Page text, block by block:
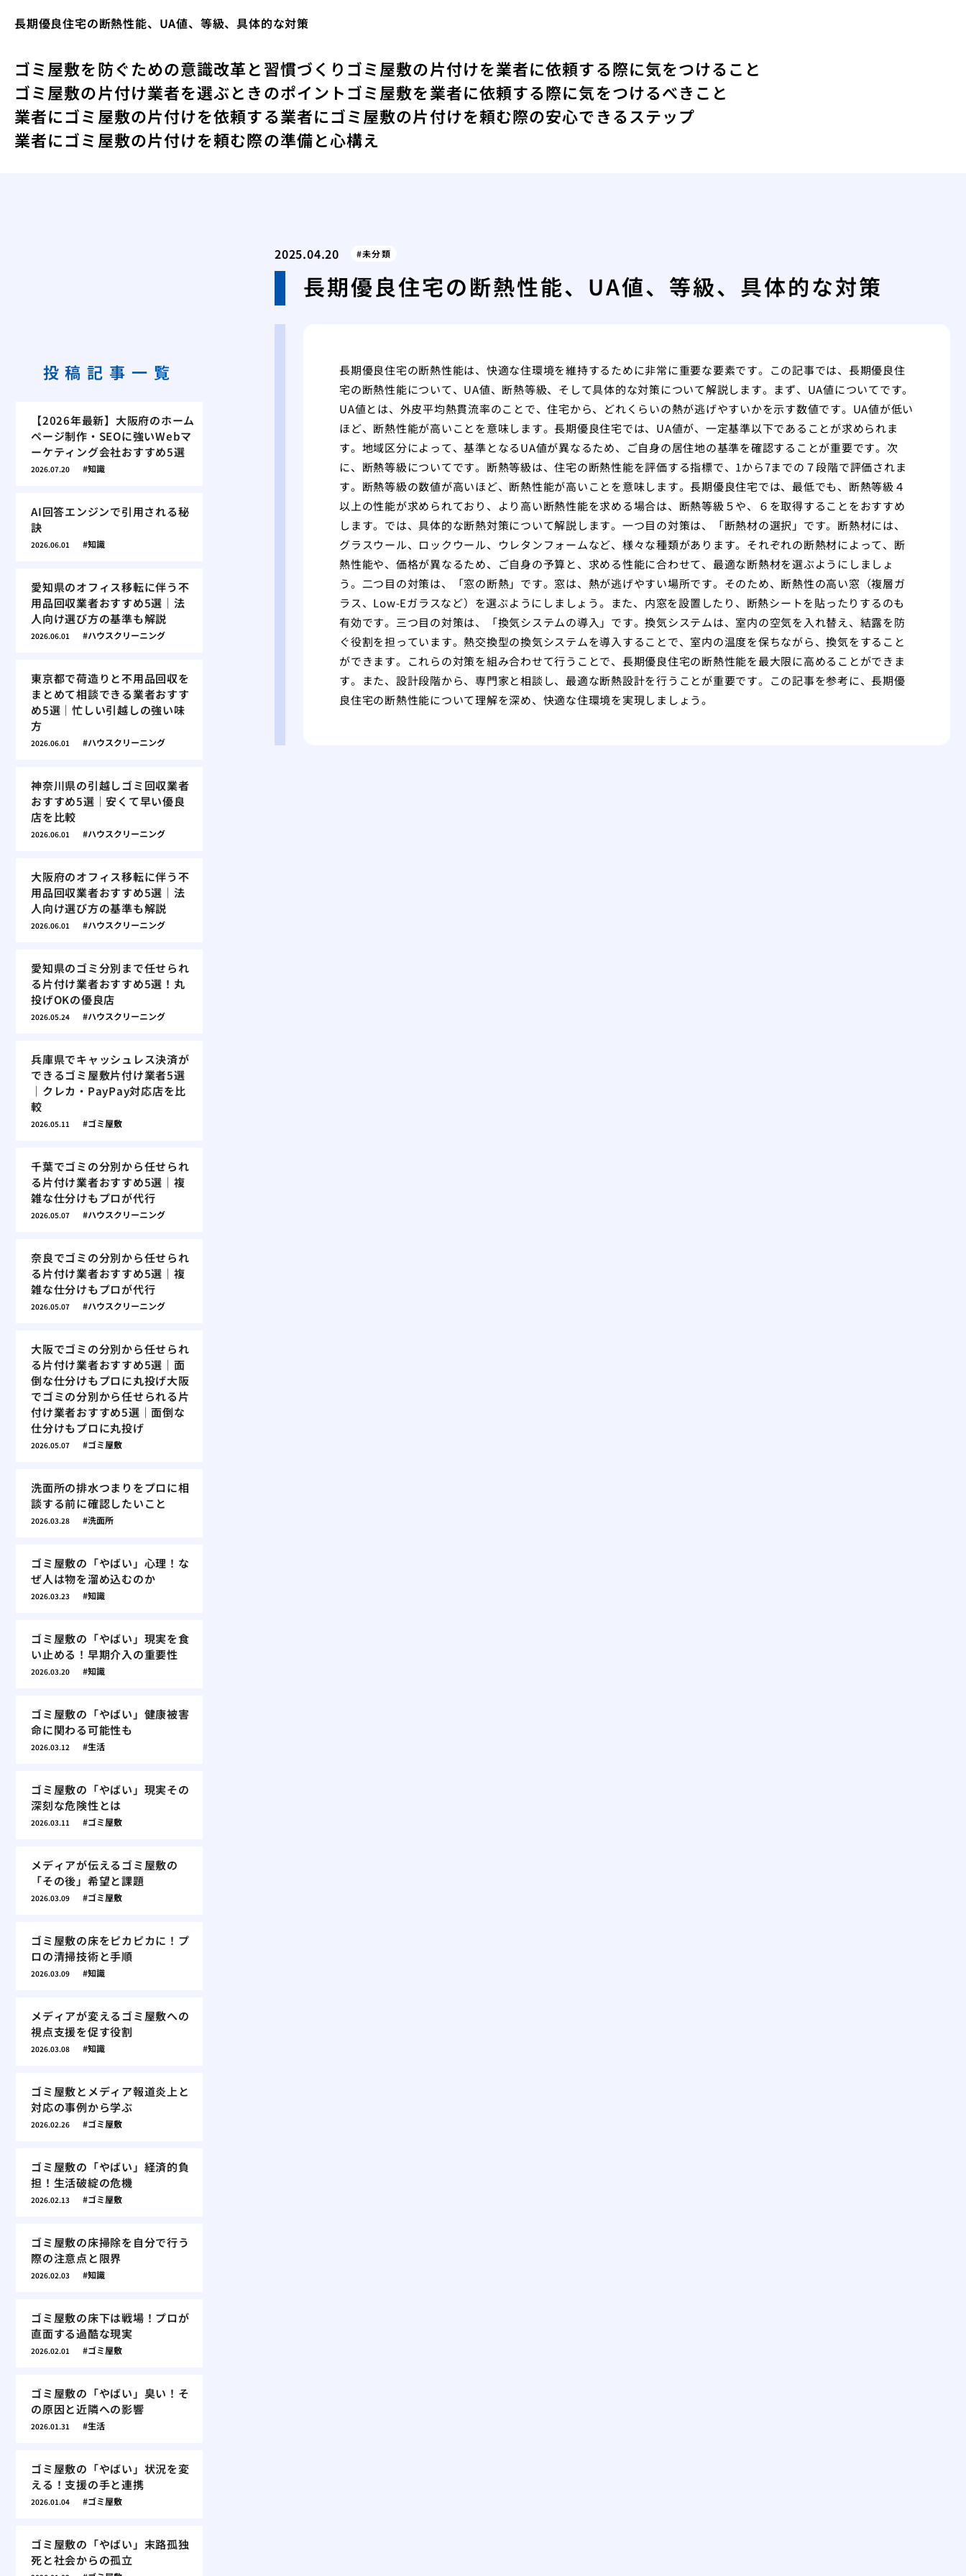
長期優良住宅の断熱性能、UA値、等級、具体的な対策
ゴミ屋敷を防ぐための意識改革と習慣づくり ゴミ屋敷の片付けを業者に依頼する際に気をつけること
ゴミ屋敷の片付け業者を選ぶときのポイントゴミ屋敷を業者に依頼する際に気をつけるべきこと
業者にゴミ屋敷の片付けを依頼する業者にゴミ屋敷の片付けを頼む際の安心できるステップ
業者にゴミ屋敷の片付けを頼む際の準備と心構え
2025.04.20 未分類
長期優良住宅の断熱性能、UA値、等級、具体的な対策
長期優良住宅の断熱性能は、快適な住環境を維持するために非常に重要な要素です。この記事では、長期優良住
宅の断熱性能について、UA値、断熱等級、そして具体的な対策について解説します。まず、UA値についてです。
UA値とは、外皮平均熱貫流率のことで、住宅から、どれくらいの熱が逃げやすいかを示す数値です。UA値が低い
ほど、断熱性能が高いことを意味します。長期優良住宅では、UA値が、一定基準以下であることが求められま
す。地域区分によって、基準となるUA値が異なるため、ご自身の居住地の基準を確認することが重要です。次
に、断熱等級についてです。断熱等級は、住宅の断熱性能を評価する指標で、1から7までの７段階で評価されま
す。断熱等級の数値が高いほど、断熱性能が高いことを意味します。長期優良住宅では、最低でも、断熱等級４
以上の性能が求められており、より高い断熱性能を求める場合は、断熱等級５や、６を取得することをおすすめ
します。では、具体的な断熱対策について解説します。一つ目の対策は、「断熱材の選択」です。断熱材には、
グラスウール、ロックウール、ウレタンフォームなど、様々な種類があります。それぞれの断熱材によって、断
熱性能や、価格が異なるため、ご自身の予算と、求める性能に合わせて、最適な断熱材を選ぶようにしましょ
う。二つ目の対策は、「窓の断熱」です。窓は、熱が逃げやすい場所です。そのため、断熱性の高い窓（複層ガ
ラス、Low-Eガラスなど）を選ぶようにしましょう。また、内窓を設置したり、断熱シートを貼ったりするのも
有効です。三つ目の対策は、「換気システムの導入」です。換気システムは、室内の空気を入れ替え、結露を防
ぐ役割を担っています。熱交換型の換気システムを導入することで、室内の温度を保ちながら、換気をすること
ができます。これらの対策を組み合わせて行うことで、長期優良住宅の断熱性能を最大限に高めることができま
す。また、設計段階から、専門家と相談し、最適な断熱設計を行うことが重要です。この記事を参考に、長期優
良住宅の断熱性能について理解を深め、快適な住環境を実現しましょう。
投稿記事一覧
【2026年最新】大阪府のホーム
ページ制作・SEOに強いWebマ
ーケティング会社おすすめ5選
2026.07.20 知識
AI回答エンジンで引用される秘
訣
2026.06.01 知識
愛知県のオフィス移転に伴う不
用品回収業者おすすめ5選｜法
人向け選び方の基準も解説
2026.06.01 ハウスクリーニング
東京都で荷造りと不用品回収を
まとめて相談できる業者おすす
め5選｜忙しい引越しの強い味
方
2026.06.01 ハウスクリーニング
神奈川県の引越しゴミ回収業者
おすすめ5選｜安くて早い優良
店を比較
2026.06.01 ハウスクリーニング
大阪府のオフィス移転に伴う不
用品回収業者おすすめ5選｜法
人向け選び方の基準も解説
2026.06.01 ハウスクリーニング
愛知県のゴミ分別まで任せられ
る片付け業者おすすめ5選！丸
投げOKの優良店
2026.05.24 ハウスクリーニング
兵庫県でキャッシュレス決済が
できるゴミ屋敷片付け業者5選
｜クレカ・PayPay対応店を比
較
2026.05.11 ゴミ屋敷
千葉でゴミの分別から任せられ
る片付け業者おすすめ5選｜複
雑な仕分けもプロが代行
2026.05.07 ハウスクリーニング
奈良でゴミの分別から任せられ
る片付け業者おすすめ5選｜複
雑な仕分けもプロが代行
2026.05.07 ハウスクリーニング
大阪でゴミの分別から任せられ
る片付け業者おすすめ5選｜面
倒な仕分けもプロに丸投げ大阪
でゴミの分別から任せられる片
付け業者おすすめ5選｜面倒な
仕分けもプロに丸投げ
2026.05.07 ゴミ屋敷
洗面所の排水つまりをプロに相
談する前に確認したいこと
2026.03.28 洗面所
ゴミ屋敷の「やばい」心理！な
ぜ人は物を溜め込むのか
2026.03.23 知識
ゴミ屋敷の「やばい」現実を食
い止める！早期介入の重要性
2026.03.20 知識
ゴミ屋敷の「やばい」健康被害
命に関わる可能性も
2026.03.12 生活
ゴミ屋敷の「やばい」現実その
深刻な危険性とは
2026.03.11 ゴミ屋敷
メディアが伝えるゴミ屋敷の
「その後」希望と課題
2026.03.09 ゴミ屋敷
ゴミ屋敷の床をピカピカに！プ
ロの清掃技術と手順
2026.03.09 知識
メディアが変えるゴミ屋敷への
視点支援を促す役割
2026.03.08 知識
ゴミ屋敷とメディア報道炎上と
対応の事例から学ぶ
2026.02.26 ゴミ屋敷
ゴミ屋敷の「やばい」経済的負
担！生活破綻の危機
2026.02.13 ゴミ屋敷
ゴミ屋敷の床掃除を自分で行う
際の注意点と限界
2026.02.03 知識
ゴミ屋敷の床下は戦場！プロが
直面する過酷な現実
2026.02.01 ゴミ屋敷
ゴミ屋敷の「やばい」臭い！そ
の原因と近隣への影響
2026.01.31 生活
ゴミ屋敷の「やばい」状況を変
える！支援の手と連携
2026.01.04 ゴミ屋敷
ゴミ屋敷の「やばい」末路孤独
死と社会からの孤立